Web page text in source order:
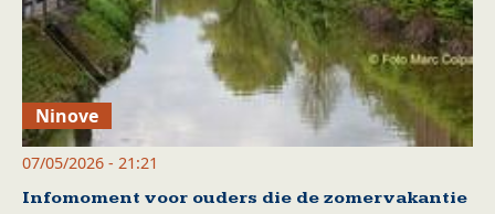
Ninove
07/05/2026 - 21:21
Infomoment voor ouders die de zomervakantie